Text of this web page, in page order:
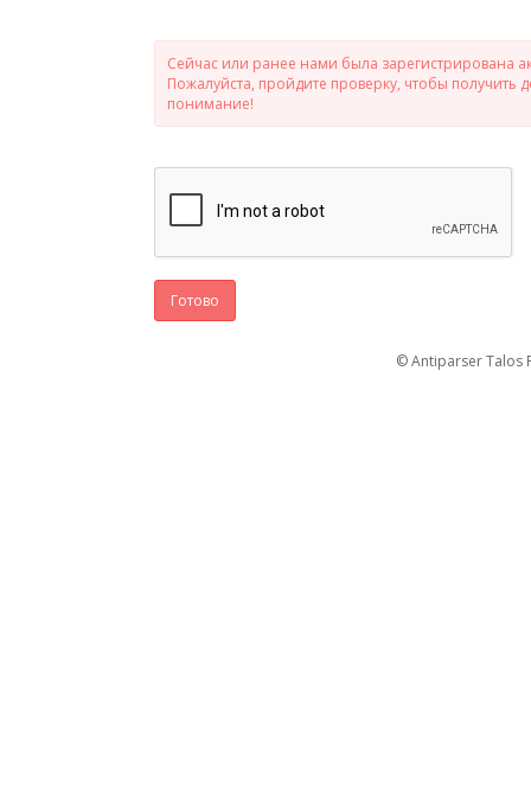
Сейчас или ранее нами была зарегистрирована
Пожалуйста, пройдите проверку, чтобы
понимание!
Готово
© Antiparser Talos